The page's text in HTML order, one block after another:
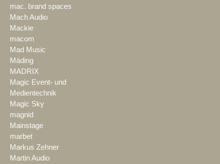
mac. brand spaces
Mach Audio
Mackie
macom
Mad Music
Mäding
MADRIX
Magic Event- und
Medientechnik
Magic Sky
magnid
Mainstage
marbet
Markus Zehner
Martin Audio